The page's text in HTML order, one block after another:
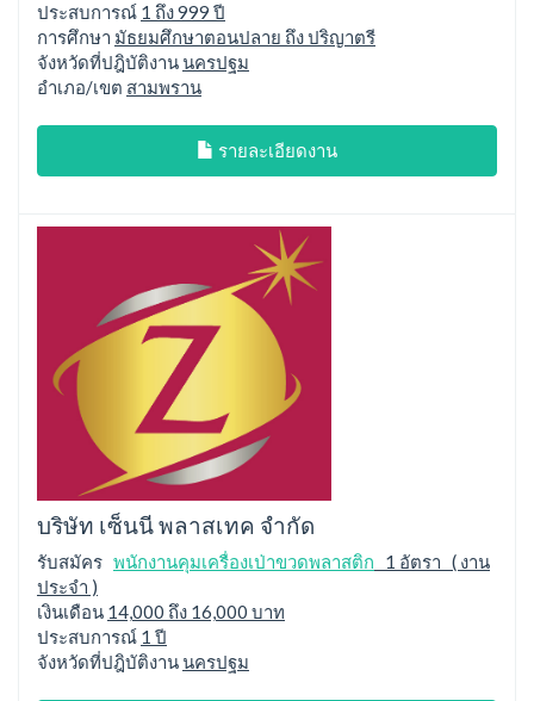
ประสบการณ์ 1 ถึง 999 ปี
การศึกษา มัธยมศึกษาตอนปลาย ถึง ปริญาตรี
จังหวัดที่ปฎิบัติงานนครปฐม
อำเภอ/เขต สามพราน
รายละเอียดงาน
บริษัท เซ็นนี พลาสเทค จำกัด
รับสมัคร พนักงานคุมเครื่องเป่าขวดพลาสติก 1 อัตรา ( งาน
ประจำ )
เงินเดือน 14,000 ถึง 16,000 บาท
ประสบการณ์ 1 ปี
จังหวัดที่ปฎิบัติงานนครปฐม